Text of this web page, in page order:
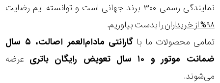
نمایندگی رسمی ۳۰۰ برند جهانی است و توانسته ایم
رضایت
۹۸% از خریداران
را بدست بیاوریم.
تمامی محصولات ما با
گارانتی مادام‌العمر اصالت، ۵ سال
ضمانت موتور و ۱۰ سال تعویض رایگان باتری
عرضه
می‌شوند.